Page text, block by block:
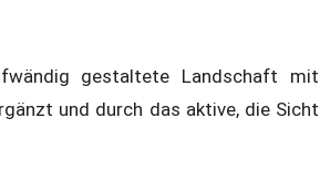
gestaltete Landschaft mit
und durch das aktive, die Sicht